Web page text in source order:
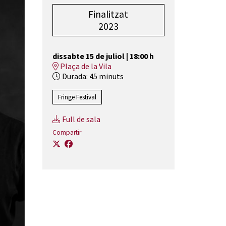
Finalitzat
2023
dissabte 15 de juliol| 18:00 h
Plaça de la Vila
Durada: 45 minuts
Fringe Festival
Full de sala
Compartir